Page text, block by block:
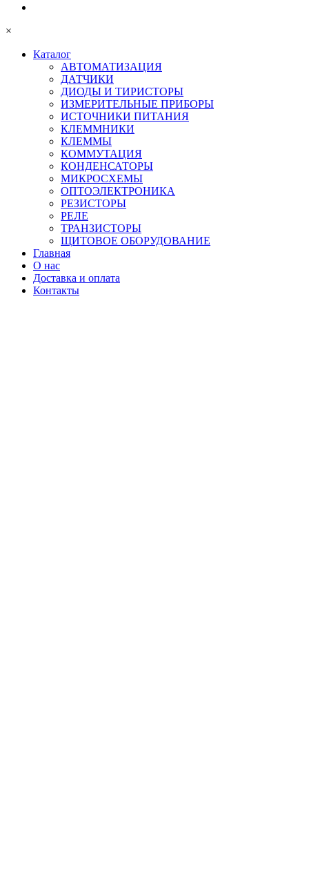
×
Каталог
АВТОМАТИЗАЦИЯ
ДАТЧИКИ
ДИОДЫ И ТИРИСТОРЫ
ИЗМЕРИТЕЛЬНЫЕ ПРИБОРЫ
ИСТОЧНИКИ ПИТАНИЯ
КЛЕММНИКИ
КЛЕММЫ
КОММУТАЦИЯ
КОНДЕНСАТОРЫ
МИКРОСХЕМЫ
ОПТОЭЛЕКТРОНИКА
РЕЗИСТОРЫ
РЕЛЕ
ТРАНЗИСТОРЫ
ЩИТОВОЕ ОБОРУДОВАНИЕ
Главная
О нас
Доставка и оплата
Контакты